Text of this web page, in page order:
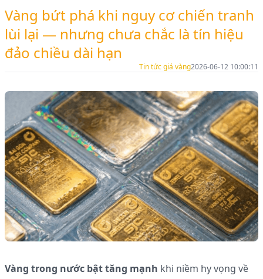
Vàng bứt phá khi nguy cơ chiến tranh
lùi lại — nhưng chưa chắc là tín hiệu
đảo chiều dài hạn
Tin tức giá vàng2026-06-12 10:00:11
Vàng trong nước bật tăng mạnh khi niềm hy vọng về